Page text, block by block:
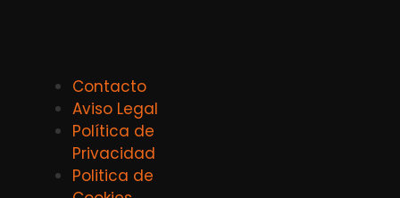
Contacto
Aviso Legal
Política de
Privacidad
Politica de